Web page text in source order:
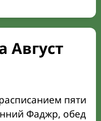
Август
пяти
Фаджр,